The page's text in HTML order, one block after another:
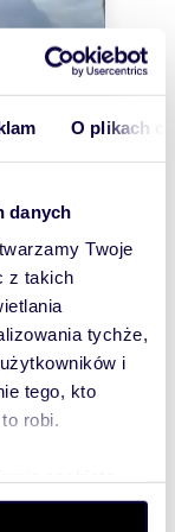
O plikach
danych
Twoje
z takich
tychże,
i
tego, kto
robi.
preferencje w
wysokim
m² w